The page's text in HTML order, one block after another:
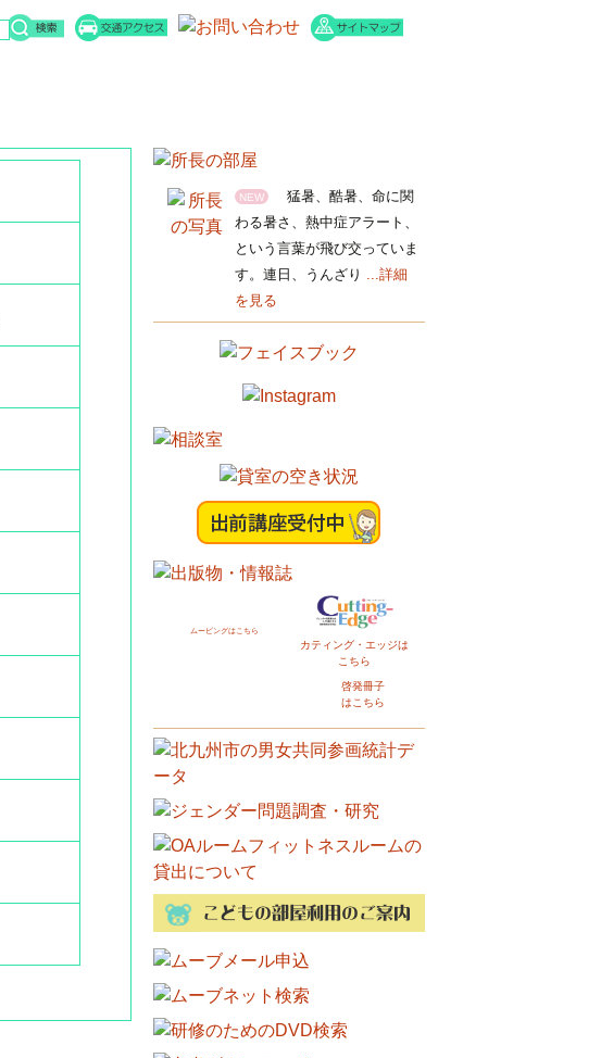
NEW
猛暑、酷暑、命に関
わる暑さ、熱中症アラート、
という言葉が飛び交っていま
す。連日、うんざり ...詳細
を見る
ムービングはこちら
カティング・エッジは
こちら
啓発冊子
はこちら